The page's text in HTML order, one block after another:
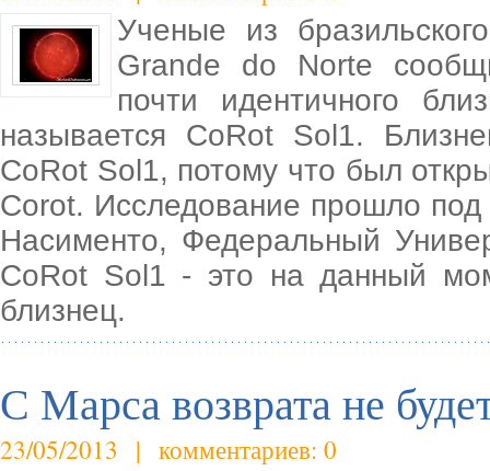
Ученые из
Grande do Norte
почти идентичного
называется CoRot Sol1.
CoRot Sol1, потому что был
Corot. Исследование прошло
Насименто, Федеральный
CoRot Sol1 - это на данный
близнец.
С Марса возврата не
23/05/2013 | комментариев: 0